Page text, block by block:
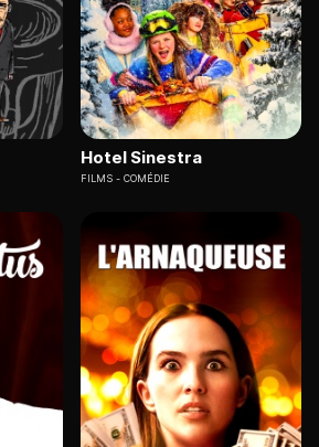
Hotel Sinestra
FILMS COMÉDIE